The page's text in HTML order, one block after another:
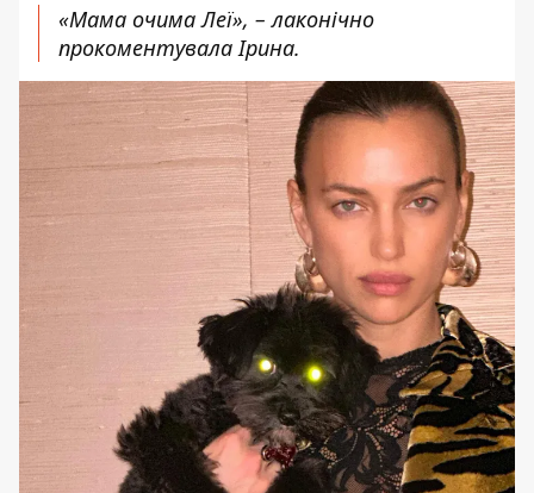
«Мама очима Леї», – лаконічно
прокоментувала Ірина.